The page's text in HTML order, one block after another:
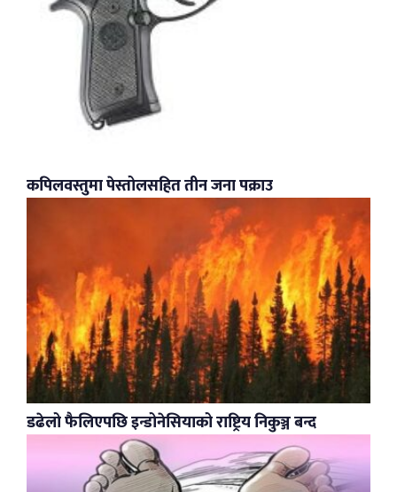
कपिलवस्तुमा पेस्तोलसहित तीन जना पक्राउ
डढेलो फैलिएपछि इन्डोनेसियाको राष्ट्रिय निकुञ्ज बन्द